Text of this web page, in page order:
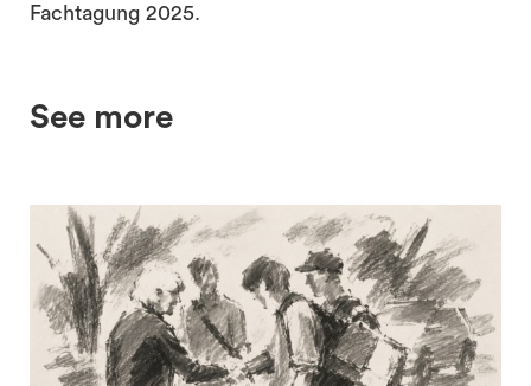
Fachtagung 2025.
See more